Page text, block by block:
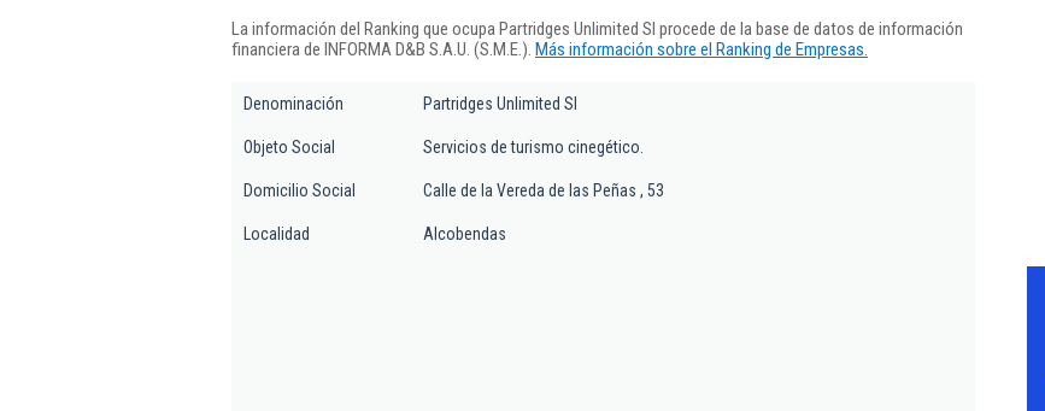
La información del Ranking que ocupa Partridges Unlimited Sl procede de la base de datos de información
financiera de INFORMA D&B S.A.U. (S.M.E.). Más información sobre el Ranking de Empresas.
Denominación Partridges Unlimited Sl
Objeto Social Servicios de turismo cinegético.
Domicilio Social Calle de la Vereda de las Peñas , 53
Localidad Alcobendas